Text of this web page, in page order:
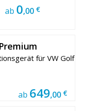
ab 0,00 €
für VW Golf
ab 649,00 €